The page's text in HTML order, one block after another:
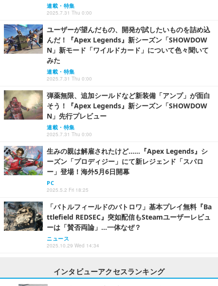
連載・特集
2025.7.31 Thu 0:00
ユーザーが望んだもの、開発が試したいものを詰め込
んだ！『Apex Legends』新シーズン「SHOWDOW
N」新モード「ワイルドカード」について色々聞いて
みた
連載・特集
2025.7.31 Thu 0:00
弾薬無限、追加シールドなど新装備「アンプ」が面白
そう！『Apex Legends』新シーズン「SHOWDOW
N」先行プレビュー
連載・特集
2025.7.31 Thu 0:00
生みの親は解雇されたけど……『Apex Legends』シ
ーズン「プロディジー」にて新レジェンド「スパロ
ー」登場！海外5月6日開幕
PC
2025.5.2 Fri 18:25
「バトルフィールドのバトロワ」基本プレイ無料『Ba
ttlefield REDSEC』突如配信もSteamユーザーレビュ
ーは「賛否両論」…一体なぜ？
ニュース
2025.10.29 Wed 14:34
インタビューアクセスランキング